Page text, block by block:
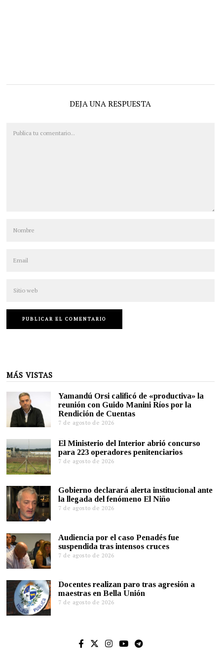
DEJA UNA RESPUESTA
MÁS VISTAS
Yamandú Orsi calificó de «productiva» la
reunión con Guido Manini Ríos por la
Rendición de Cuentas
7 de agosto de 2026
El Ministerio del Interior abrió concurso
para 223 operadores penitenciarios
7 de agosto de 2026
Gobierno declarará alerta institucional ante
la llegada del fenómeno El Niño
7 de agosto de 2026
Audiencia por el caso Penadés fue
suspendida tras intensos cruces
7 de agosto de 2026
Docentes realizan paro tras agresión a
maestras en Bella Unión
7 de agosto de 2026